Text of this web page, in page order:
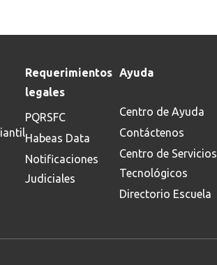
Requerimientos
legales
PQRSFC
Habeas Data
Notificaciones
Judiciales
Ayuda
Centro de Ayuda
Contáctenos
Centro de Servicios
Tecnológicos
Directorio Escuela